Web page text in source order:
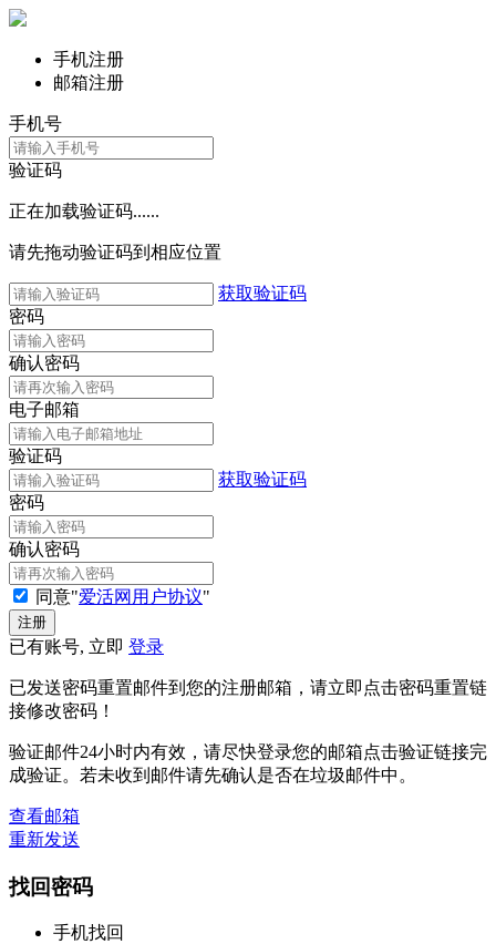
手机注册
邮箱注册
手机号
验证码
正在加载验证码......
请先拖动验证码到相应位置
获取验证码
密码
确认密码
电子邮箱
验证码
获取验证码
密码
确认密码
同意"爱活网用户协议"
已有账号, 立即 登录
已发送密码重置邮件到您的注册邮箱，请立即点击密码重置链
接修改密码！
验证邮件24小时内有效，请尽快登录您的邮箱点击验证链接完
成验证。若未收到邮件请先确认是否在垃圾邮件中。
查看邮箱
重新发送
找回密码
手机找回